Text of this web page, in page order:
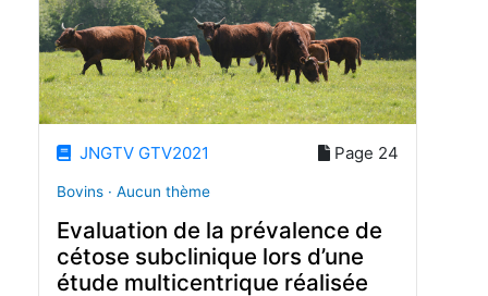
JNGTV GTV2021 Page 24
Bovins · Aucun thème
Evaluation de la prévalence de
cétose subclinique lors d’une
étude multicentrique réalisée